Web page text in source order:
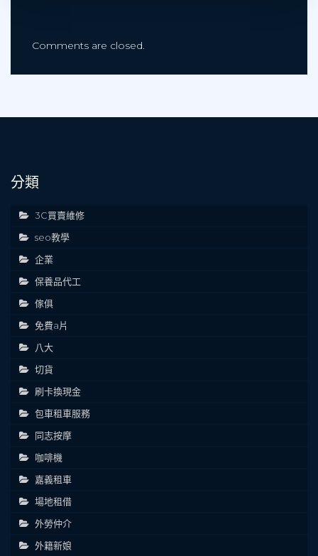
Comments are closed.
分類
3C買賣維修
seo教學
企業
保養品代工
傢俱
免費a片
八大
切貨
刷卡換現金
包車租車服務
同志按摩
咖啡機
嘉義租車
場地租借
外勞仲介
外籍新娘